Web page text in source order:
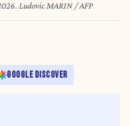
Summit in New Delhi on February 19, 2026. Ludovic MARIN / AFP
GOOGLE DISCOVER